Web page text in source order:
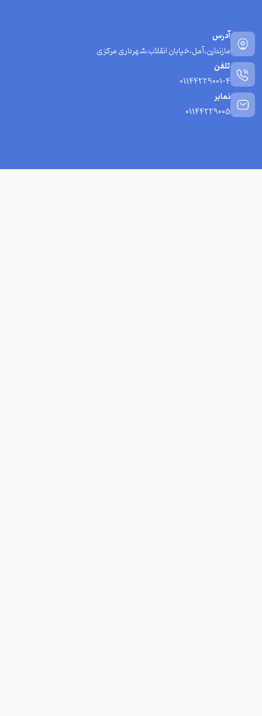
آدرس
مازندارن،آمل،خیابان انقلاب،شهرداری مرکزی
تلفن
01144229001-4
نمابر
01144229005